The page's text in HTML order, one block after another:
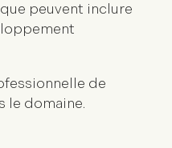
peuvent inclure
de
le domaine.